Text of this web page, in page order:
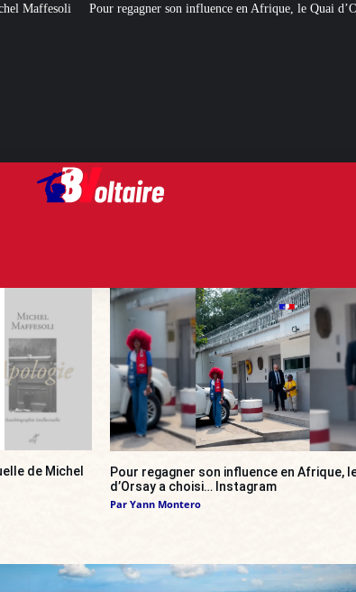
son influence en Afrique, le Quai d’Orsay a choisi… Instagram
de Michel
Pour regagner son influence en Afrique,
d’Orsay a choisi… Instagram
Par Yann Montero